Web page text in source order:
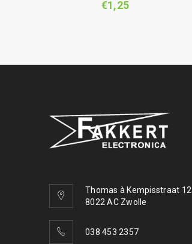
€1,25
Thomas à Kempisstraat
8022 AC Zwolle
038 453 2357